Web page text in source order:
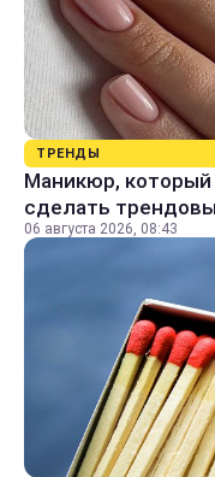
ТРЕНДЫ
Маникюр,
сделать
06 августа 2026, 08:43